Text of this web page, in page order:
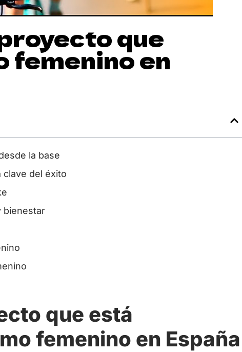
que
femenino en
la base
clave del éxito
bienestar
que está
femenino en España